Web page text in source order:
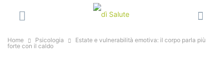
Home Psicologia
Estate e vulnerabilità emotiva: il corpo parla più
forte con il caldo